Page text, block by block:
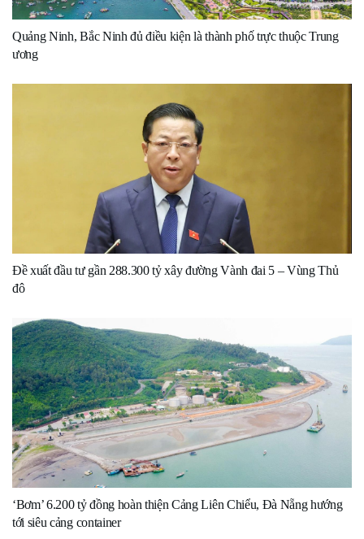
Quảng Ninh, Bắc Ninh đủ điều kiện là thành phố trực thuộc Trung
ương
Đề xuất đầu tư gần 288.300 tỷ xây đường Vành đai 5 – Vùng Thủ
đô
‘Bơm’ 6.200 tỷ đồng hoàn thiện Cảng Liên Chiểu, Đà Nẵng hướng
tới siêu cảng container